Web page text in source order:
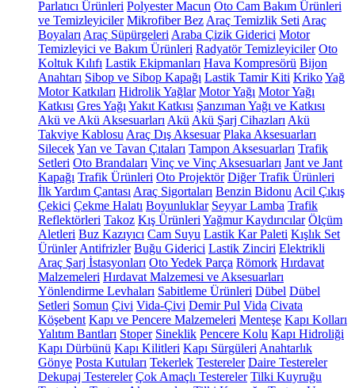
Parlatıcı Ürünleri Polyester Macun Oto Cam Bakım Ürünleri
ve Temizleyiciler Mikrofiber Bez Araç Temizlik Seti Araç
Boyaları Araç Süpürgeleri Araba Çizik Giderici Motor
Temizleyici ve Bakım Ürünleri Radyatör Temizleyiciler Oto
Koltuk Kılıfı Lastik Ekipmanları Hava Kompresörü Bijon
Anahtarı Sibop ve Sibop Kapağı Lastik Tamir Kiti KrikoYağ
Motor Katkıları Hidrolik Yağlar Motor Yağı Motor Yağı
Katkısı Gres Yağı Yakıt Katkısı Şanzıman Yağı ve Katkısı
Akü ve Akü Aksesuarları Akü Akü Şarj Cihazları Akü
Takviye Kablosu Araç Dış Aksesuar Plaka Aksesuarları
SilecekYan ve Tavan Çıtaları Tampon Aksesuarları Trafik
Setleri Oto Brandaları Vinç ve Vinç Aksesuarları Jant ve Jant
Kapağı Trafik Ürünleri Oto Projektör Diğer Trafik Ürünleri
İlk Yardım Çantası Araç Sigortaları Benzin Bidonu Acil Çıkış
Çekici Çekme Halatı Boyunluklar Seyyar Lamba Trafik
Reflektörleri Takoz Kış Ürünleri Yağmur Kaydırıcılar Ölçüm
Aletleri Buz Kazıyıcı Cam Suyu Lastik Kar Paleti Kışlık Set
Ürünler Antifrizler Buğu Giderici Lastik Zinciri Elektrikli
Araç Şarj İstasyonları Oto Yedek Parça Römork Hırdavat
Malzemeleri Hırdavat Malzemesi ve Aksesuarları
Yönlendirme Levhaları Sabitleme Ürünleri Dübel Dübel
Setleri Somun Çivi Vida-Çivi Demir Pul Vida Civata
Köşebent Kapı ve Pencere Malzemeleri Menteşe Kapı Kolları
Yalıtım Bantları Stoper Sineklik Pencere Kolu Kapı Hidroliği
Kapı Dürbünü Kapı Kilitleri Kapı Sürgüleri Anahtarlık
Gönye Posta Kutuları Tekerlek Testereler Daire Testereler
Dekupaj Testereler Çok Amaçlı Testereler Tilki Kuyruğu